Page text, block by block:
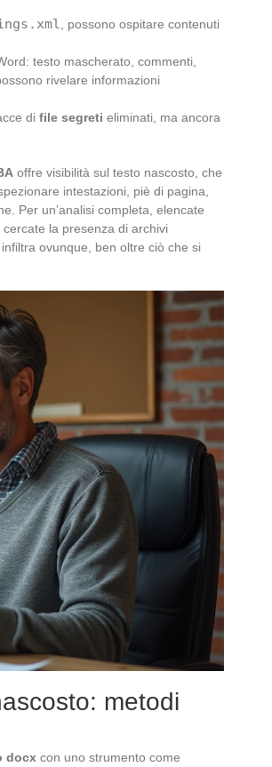
, possono ospitare contenuti
testo mascherato, commenti,
rivelare informazioni
di file segreti eliminati, ma ancora
offre visibilità sul testo nascosto, che
intestazioni, piè di pagina,
Per un’analisi completa, elencate
la presenza di archivi
ovunque, ben oltre ciò che si
metodi
docx con uno strumento come